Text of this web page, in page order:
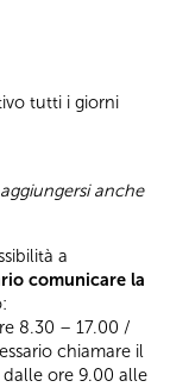
tutti i giorni
anche
a
comunicare la
8.30 – 17.00 /
chiamare il
ore 9.00 alle